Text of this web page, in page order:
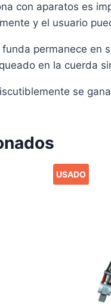
con aparatos es
y el usuario
funda permanece
en la cuerda
se
USADO